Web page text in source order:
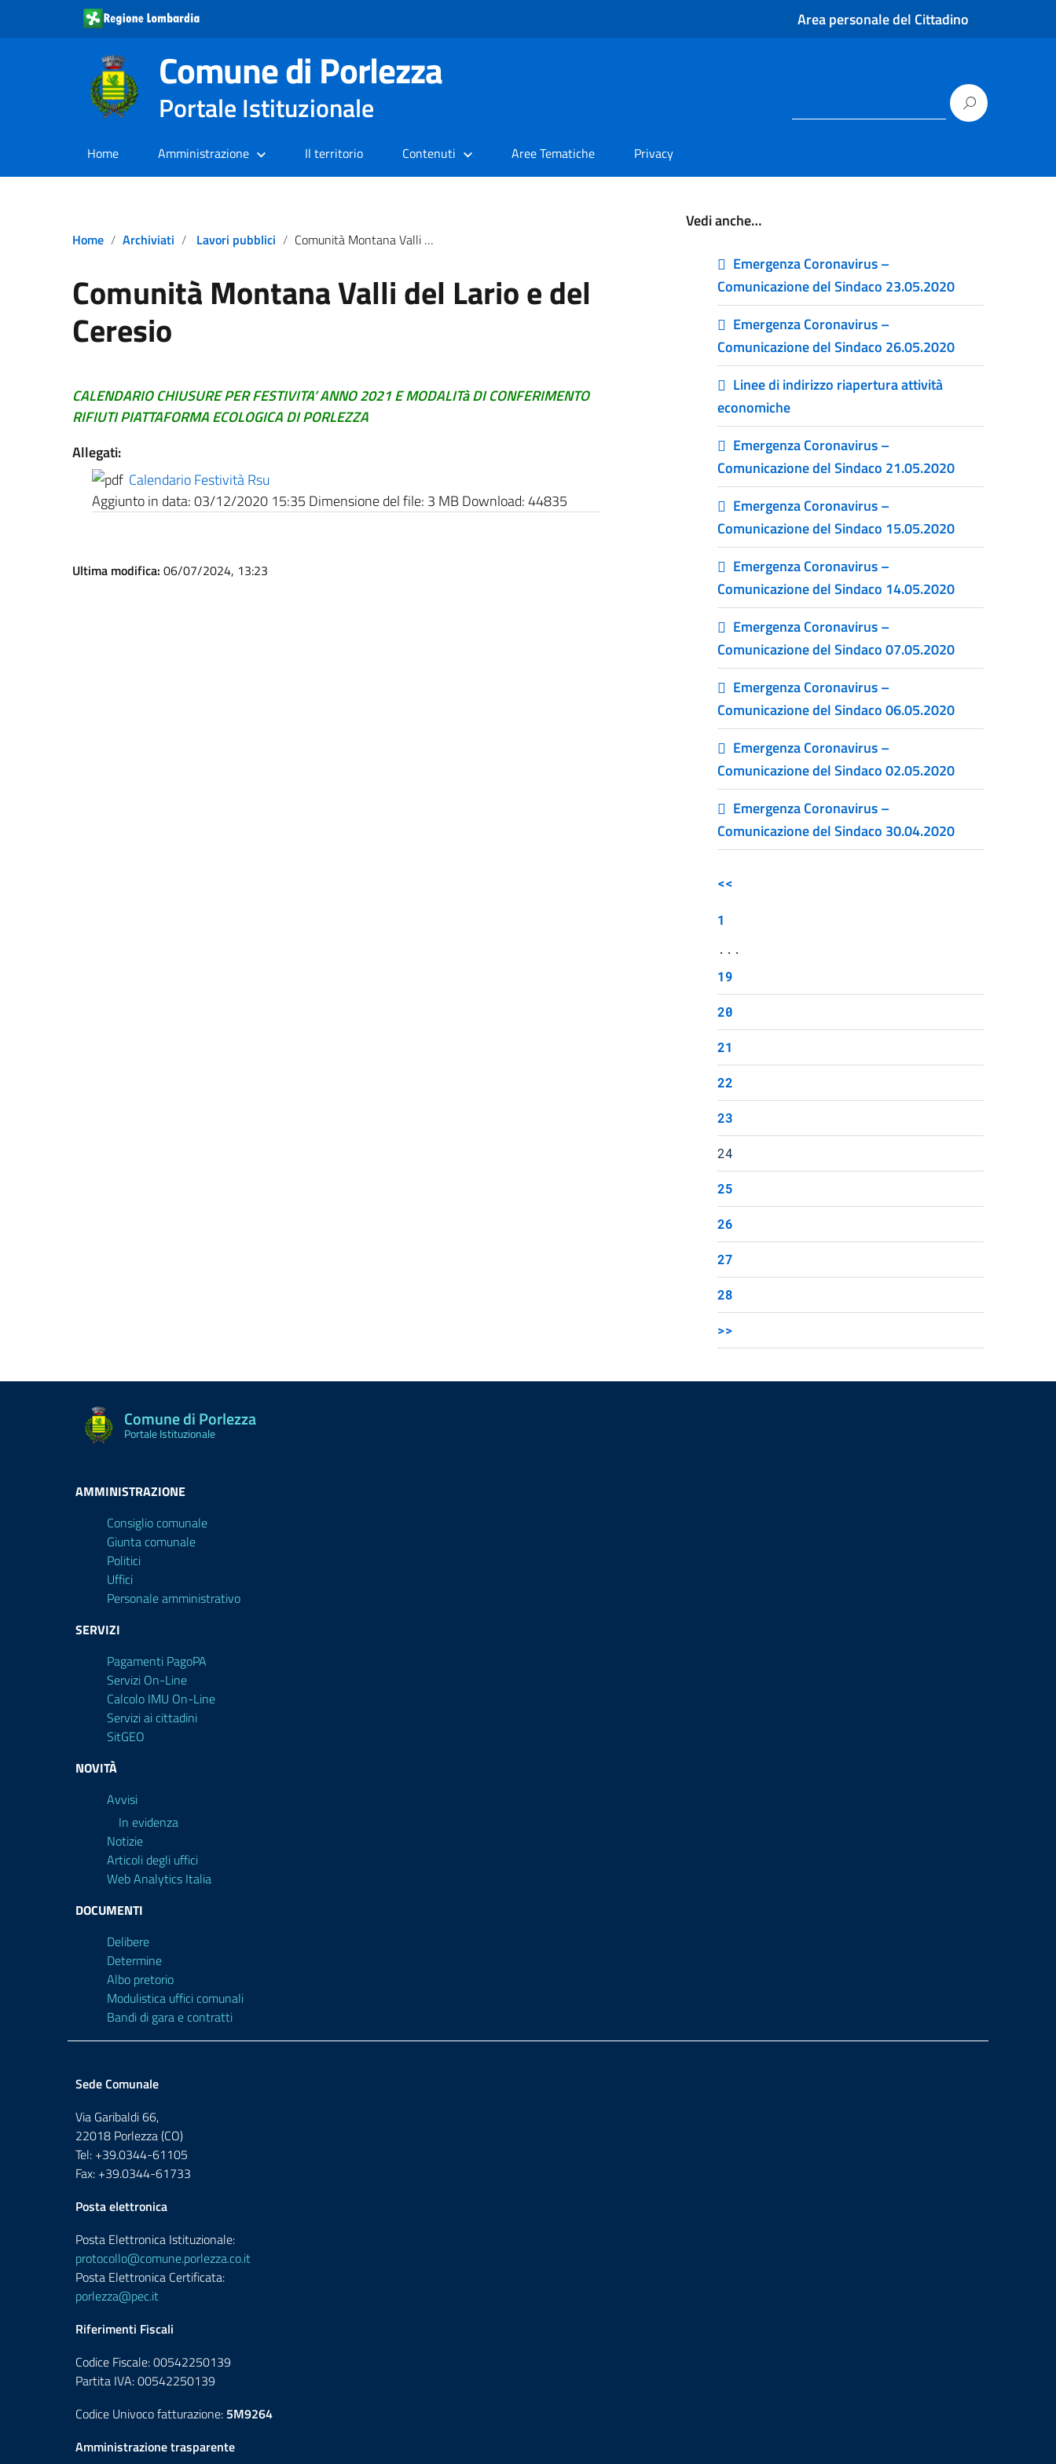
Area personale del Cittadino
Comune di Porlezza
Portale Istituzionale
Home Amministrazione Il territorio Contenuti Aree Tematiche Privacy
Home Archiviati Lavori pubblici Comunità Montana Valli del Lario e del Ceresio
Comunità Montana Valli del Lario e del
Ceresio
CALENDARIO CHIUSURE PER FESTIVITA’ ANNO 2021 E MODALITà DI CONFERIMENTO
RIFIUTI PIATTAFORMA ECOLOGICA DI PORLEZZA
Allegati:
Calendario Festività Rsu
Aggiunto in data:03/12/2020 15:35 Dimensione del file: 3 MB Download:44835
Ultima modifica: 06/07/2024, 13:23
Vedi anche…
Emergenza Coronavirus –
Comunicazione del Sindaco 23.05.2020
Emergenza Coronavirus –
Comunicazione del Sindaco 26.05.2020
Linee di indirizzo riapertura attività
economiche
Emergenza Coronavirus –
Comunicazione del Sindaco 21.05.2020
Emergenza Coronavirus –
Comunicazione del Sindaco 15.05.2020
Emergenza Coronavirus –
Comunicazione del Sindaco 14.05.2020
Emergenza Coronavirus –
Comunicazione del Sindaco 07.05.2020
Emergenza Coronavirus –
Comunicazione del Sindaco 06.05.2020
Emergenza Coronavirus –
Comunicazione del Sindaco 02.05.2020
Emergenza Coronavirus –
Comunicazione del Sindaco 30.04.2020
<<
1
...
19
20
21
22
23
24
25
26
27
28
>>
Comune di Porlezza
Portale Istituzionale
AMMINISTRAZIONE
Consiglio comunale
Giunta comunale
Politici
Uffici
Personale amministrativo
SERVIZI
Pagamenti PagoPA
Servizi On-Line
Calcolo IMU On-Line
Servizi ai cittadini
SitGEO
NOVITÀ
Avvisi
In evidenza
Notizie
Articoli degli uffici
Web Analytics Italia
DOCUMENTI
Delibere
Determine
Albo pretorio
Modulistica uffici comunali
Bandi di gara e contratti
Sede Comunale
Via Garibaldi 66,
22018 Porlezza (CO)
Tel: +39.0344-61105
Fax: +39.0344-61733
Posta elettronica
Posta Elettronica Istituzionale:
protocollo@comune.porlezza.co.it
Posta Elettronica Certificata:
porlezza@pec.it
Riferimenti Fiscali
Codice Fiscale: 00542250139
Partita IVA: 00542250139
Codice Univoco fatturazione: 5M9264
Amministrazione trasparente